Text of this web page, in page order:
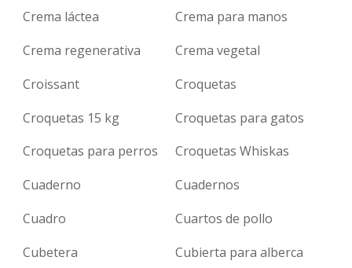
Crema láctea
Crema para manos
Crema regenerativa
Crema vegetal
Croissant
Croquetas
Croquetas 15 kg
Croquetas para gatos
Croquetas para perros
Croquetas Whiskas
Cuaderno
Cuadernos
Cuadro
Cuartos de pollo
Cubetera
Cubierta para alberca